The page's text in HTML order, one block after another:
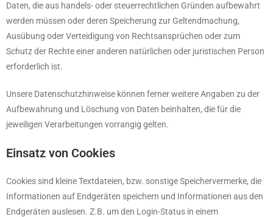
Daten, die aus handels- oder steuerrechtlichen Gründen aufbewahrt
werden müssen oder deren Speicherung zur Geltendmachung,
Ausübung oder Verteidigung von Rechtsansprüchen oder zum
Schutz der Rechte einer anderen natürlichen oder juristischen Person
erforderlich ist.
Unsere Datenschutzhinweise können ferner weitere Angaben zu der
Aufbewahrung und Löschung von Daten beinhalten, die für die
jeweiligen Verarbeitungen vorrangig gelten.
Einsatz von Cookies
Cookies sind kleine Textdateien, bzw. sonstige Speichervermerke, die
Informationen auf Endgeräten speichern und Informationen aus den
Endgeräten auslesen. Z.B. um den Login-Status in einem